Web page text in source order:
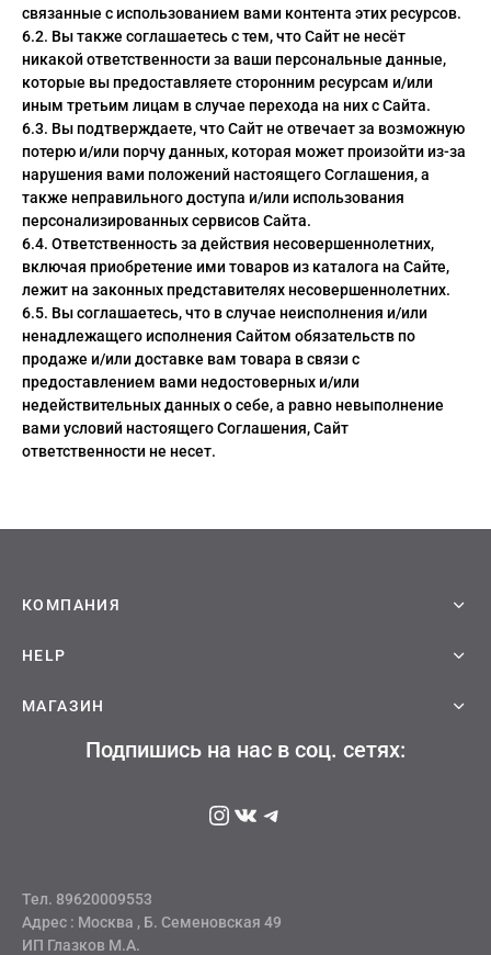
связанные с использованием вами контента этих ресурсов.
6.2. Вы также соглашаетесь с тем, что Сайт не несёт
никакой ответственности за ваши персональные данные,
которые вы предоставляете сторонним ресурсам и/или
иным третьим лицам в случае перехода на них с Сайта.
6.3. Вы подтверждаете, что Сайт не отвечает за возможную
потерю и/или порчу данных, которая может произойти из-за
нарушения вами положений настоящего Соглашения, а
также неправильного доступа и/или использования
персонализированных сервисов Сайта.
6.4. Ответственность за действия несовершеннолетних,
включая приобретение ими товаров из каталога на Сайте,
лежит на законных представителях несовершеннолетних.
6.5. Вы соглашаетесь, что в случае неисполнения и/или
ненадлежащего исполнения Сайтом обязательств по
продаже и/или доставке вам товара в связи с
предоставлением вами недостоверных и/или
недействительных данных о себе, а равно невыполнение
вами условий настоящего Соглашения, Сайт
ответственности не несет.
КОМПАНИЯ
HELP
МАГАЗИН
Подпишись на нас в соц. сетях:
Instagram
Тел. 89620009553
Адрес : Москва , Б. Семеновская 49
ИП Глазков М.А.